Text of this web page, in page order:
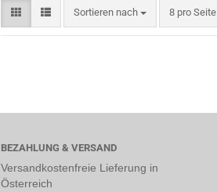
Sortieren nach
Sortieren nach 8 pro Seite
pro Seite
BEZAHLUNG & VERSAND
Versandkostenfreie Lieferung in
Österreich